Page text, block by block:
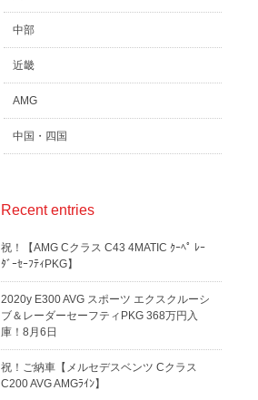
中部
近畿
AMG
中国・四国
Recent entries
祝！【AMG Cクラス C43 4MATIC ｸｰﾍﾟ ﾚｰ
ﾀﾞｰｾｰﾌﾃｨPKG】
2020y E300 AVG スポーツ エクスクルーシ
ブ＆レーダーセーフティPKG 368万円入
庫！8月6日
祝！ご納車【メルセデスベンツ Cクラス
C200 AVG AMGﾗｲﾝ】